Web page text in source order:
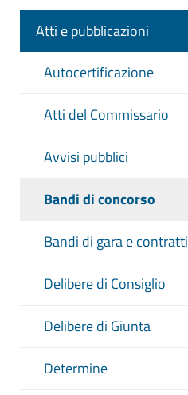
Atti e pubblicazioni
Autocertificazione
Atti del Commissario
Avvisi pubblici
Bandi di concorso
Bandi di gara e contratti
Delibere di Consiglio
Delibere di Giunta
Determine